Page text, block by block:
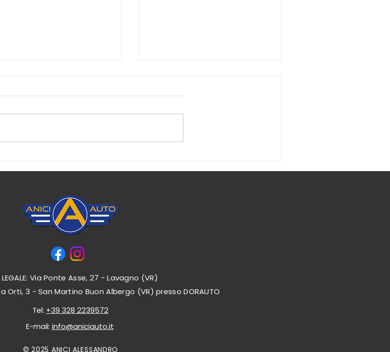
LE SUE VOCI.
LEGALE: Via Ponte Asse, 27 - Lavagno (VR)
Via Orti, 3 - San Martino Buon Albergo (VR) presso DORAUTO
Tel: +39 328 2239572
E-mail: info@aniciauto.it
© 2025 ANICI ALESSANDRO